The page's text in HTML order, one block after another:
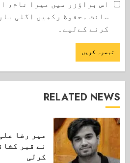
اس براؤزر میں میرا نام،
سائٹ محفوظ رکھیں اگلی
کرنے کےلیے۔
RELATED NEWS
میر رضا
نے قبر
کرلی